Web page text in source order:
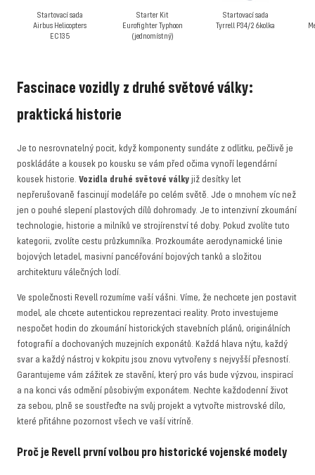
Startovací sada
Airbus Helicopters
EC135
Starter Kit
Eurofighter Typhoon
(jednomístný)
Startovací sada
Tyrrell P34/2 6kolka
Fascinace vozidly z druhé světové války:
praktická historie
Je to nesrovnatelný pocit, když komponenty sundáte z odlitku, pečlivě je
poskládáte a kousek po kousku se vám před očima vynoří legendární
kousek historie. Vozidla druhé světové války již desítky let
nepřerušovaně fascinují modeláře po celém světě. Jde o mnohem víc než
jen o pouhé slepení plastových dílů dohromady. Je to intenzivní zkoumání
technologie, historie a milníků ve strojírenství té doby. Pokud zvolíte tuto
kategorii, zvolíte cestu průzkumníka. Prozkoumáte aerodynamické linie
bojových letadel, masivní pancéřování bojových tanků a složitou
architekturu válečných lodí.
Ve společnosti Revell rozumíme vaší vášni. Víme, že nechcete jen postavit
model, ale chcete autentickou reprezentaci reality. Proto investujeme
nespočet hodin do zkoumání historických stavebních plánů, originálních
fotografií a dochovaných muzejních exponátů. Každá hlava nýtu, každý
svar a každý nástroj v kokpitu jsou znovu vytvořeny s nejvyšší přesností.
Garantujeme vám zážitek ze stavění, který pro vás bude výzvou, inspirací
a na konci vás odmění působivým exponátem. Nechte každodenní život
za sebou, plně se soustřeďte na svůj projekt a vytvořte mistrovské dílo,
které přitáhne pozornost všech ve vaší vitríně.
Proč je Revell první volbou pro historické vojenské modely